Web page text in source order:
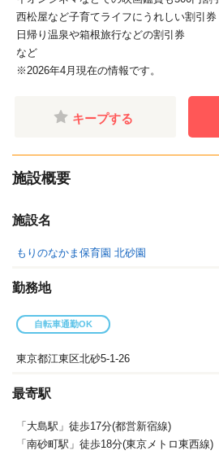
西松屋など子育てライフにうれしい割引券
日帰り温泉や箱根旅行などの割引券
など
※2026年4月現在の情報です。
キープする
施設概要
施設名
もりのなかま保育園 北砂園
勤務地
自転車通勤OK
東京都江東区北砂5-1-26
最寄駅
「大島駅」徒歩17分(都営新宿線)
「南砂町駅」徒歩18分(東京メトロ東西線)